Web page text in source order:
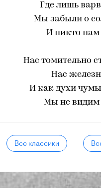
Где лишь
Мы забыли о
И никто
Нас томительно
Нас
И как духи
Мы не видим
Все классики